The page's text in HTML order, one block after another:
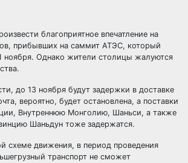
благоприятное впечатление на
прибывших на саммит АТЭС, который
ноября. Однако жители столицы жалуются
до 13 ноября будут задержки в доставке
вероятно, будет остановлена, а поставки
Внутреннюю Монголию, Шаньси, а также
Шаньдун тоже задержатся.
схеме движения, в период проведения
транспорт не сможет